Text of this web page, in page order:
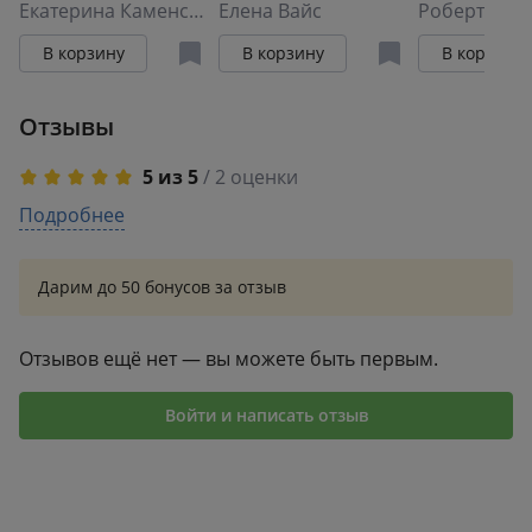
карт об
отношениях с
собой, партнером
Екатерина Каменская
В корзину
каждый день. 67
трансформационн
ых исцеляющих
Елена Вайс
В корзину
активное
медицине,
Роберт
В корзину
Отзывы
5 из 5/ 2 оценки
5
Подробнее
Дарим до 50 бонусов за отзыв
Отзывов ещё нет — вы можете быть первым.
Войти и написать отзыв